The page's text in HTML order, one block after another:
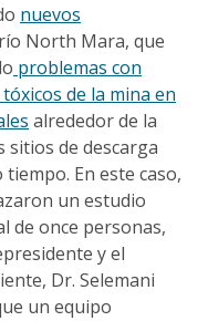
nuevos
North Mara, que
problemas con
de la mina en
alrededor de la
sitios de descarga
En este caso,
un estudio
de once personas,
y el
Dr. Selemani
un equipo